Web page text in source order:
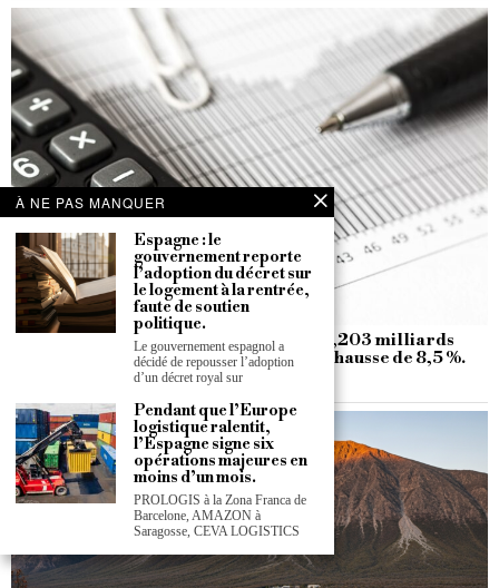
CaixaBank enregistre un bénéfice de 3,203 milliards
d’euros au premier semestre 2026, en hausse de 8,5 %.
À NE PAS MANQUER
Espagne : le
gouvernement reporte
l’adoption du décret sur
le logement à la rentrée,
faute de soutien
politique.
Le gouvernement espagnol a
décidé de repousser l’adoption
d’un décret royal sur
Pendant que l’Europe
logistique ralentit,
l’Espagne signe six
opérations majeures en
moins d’un mois.
PROLOGIS à la Zona Franca de
Barcelone, AMAZON à
Saragosse, CEVA LOGISTICS